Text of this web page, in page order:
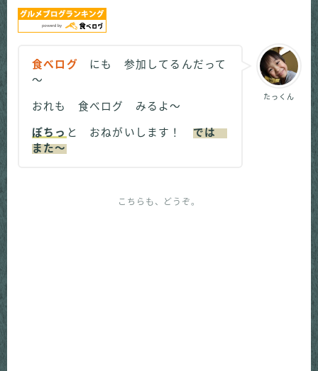
たっくん
食べログ にも 参加してるんだって
～
おれも 食べログ みるよ～
ぽちっ と おねがいします！ では
また～
こちらも、どうぞ。